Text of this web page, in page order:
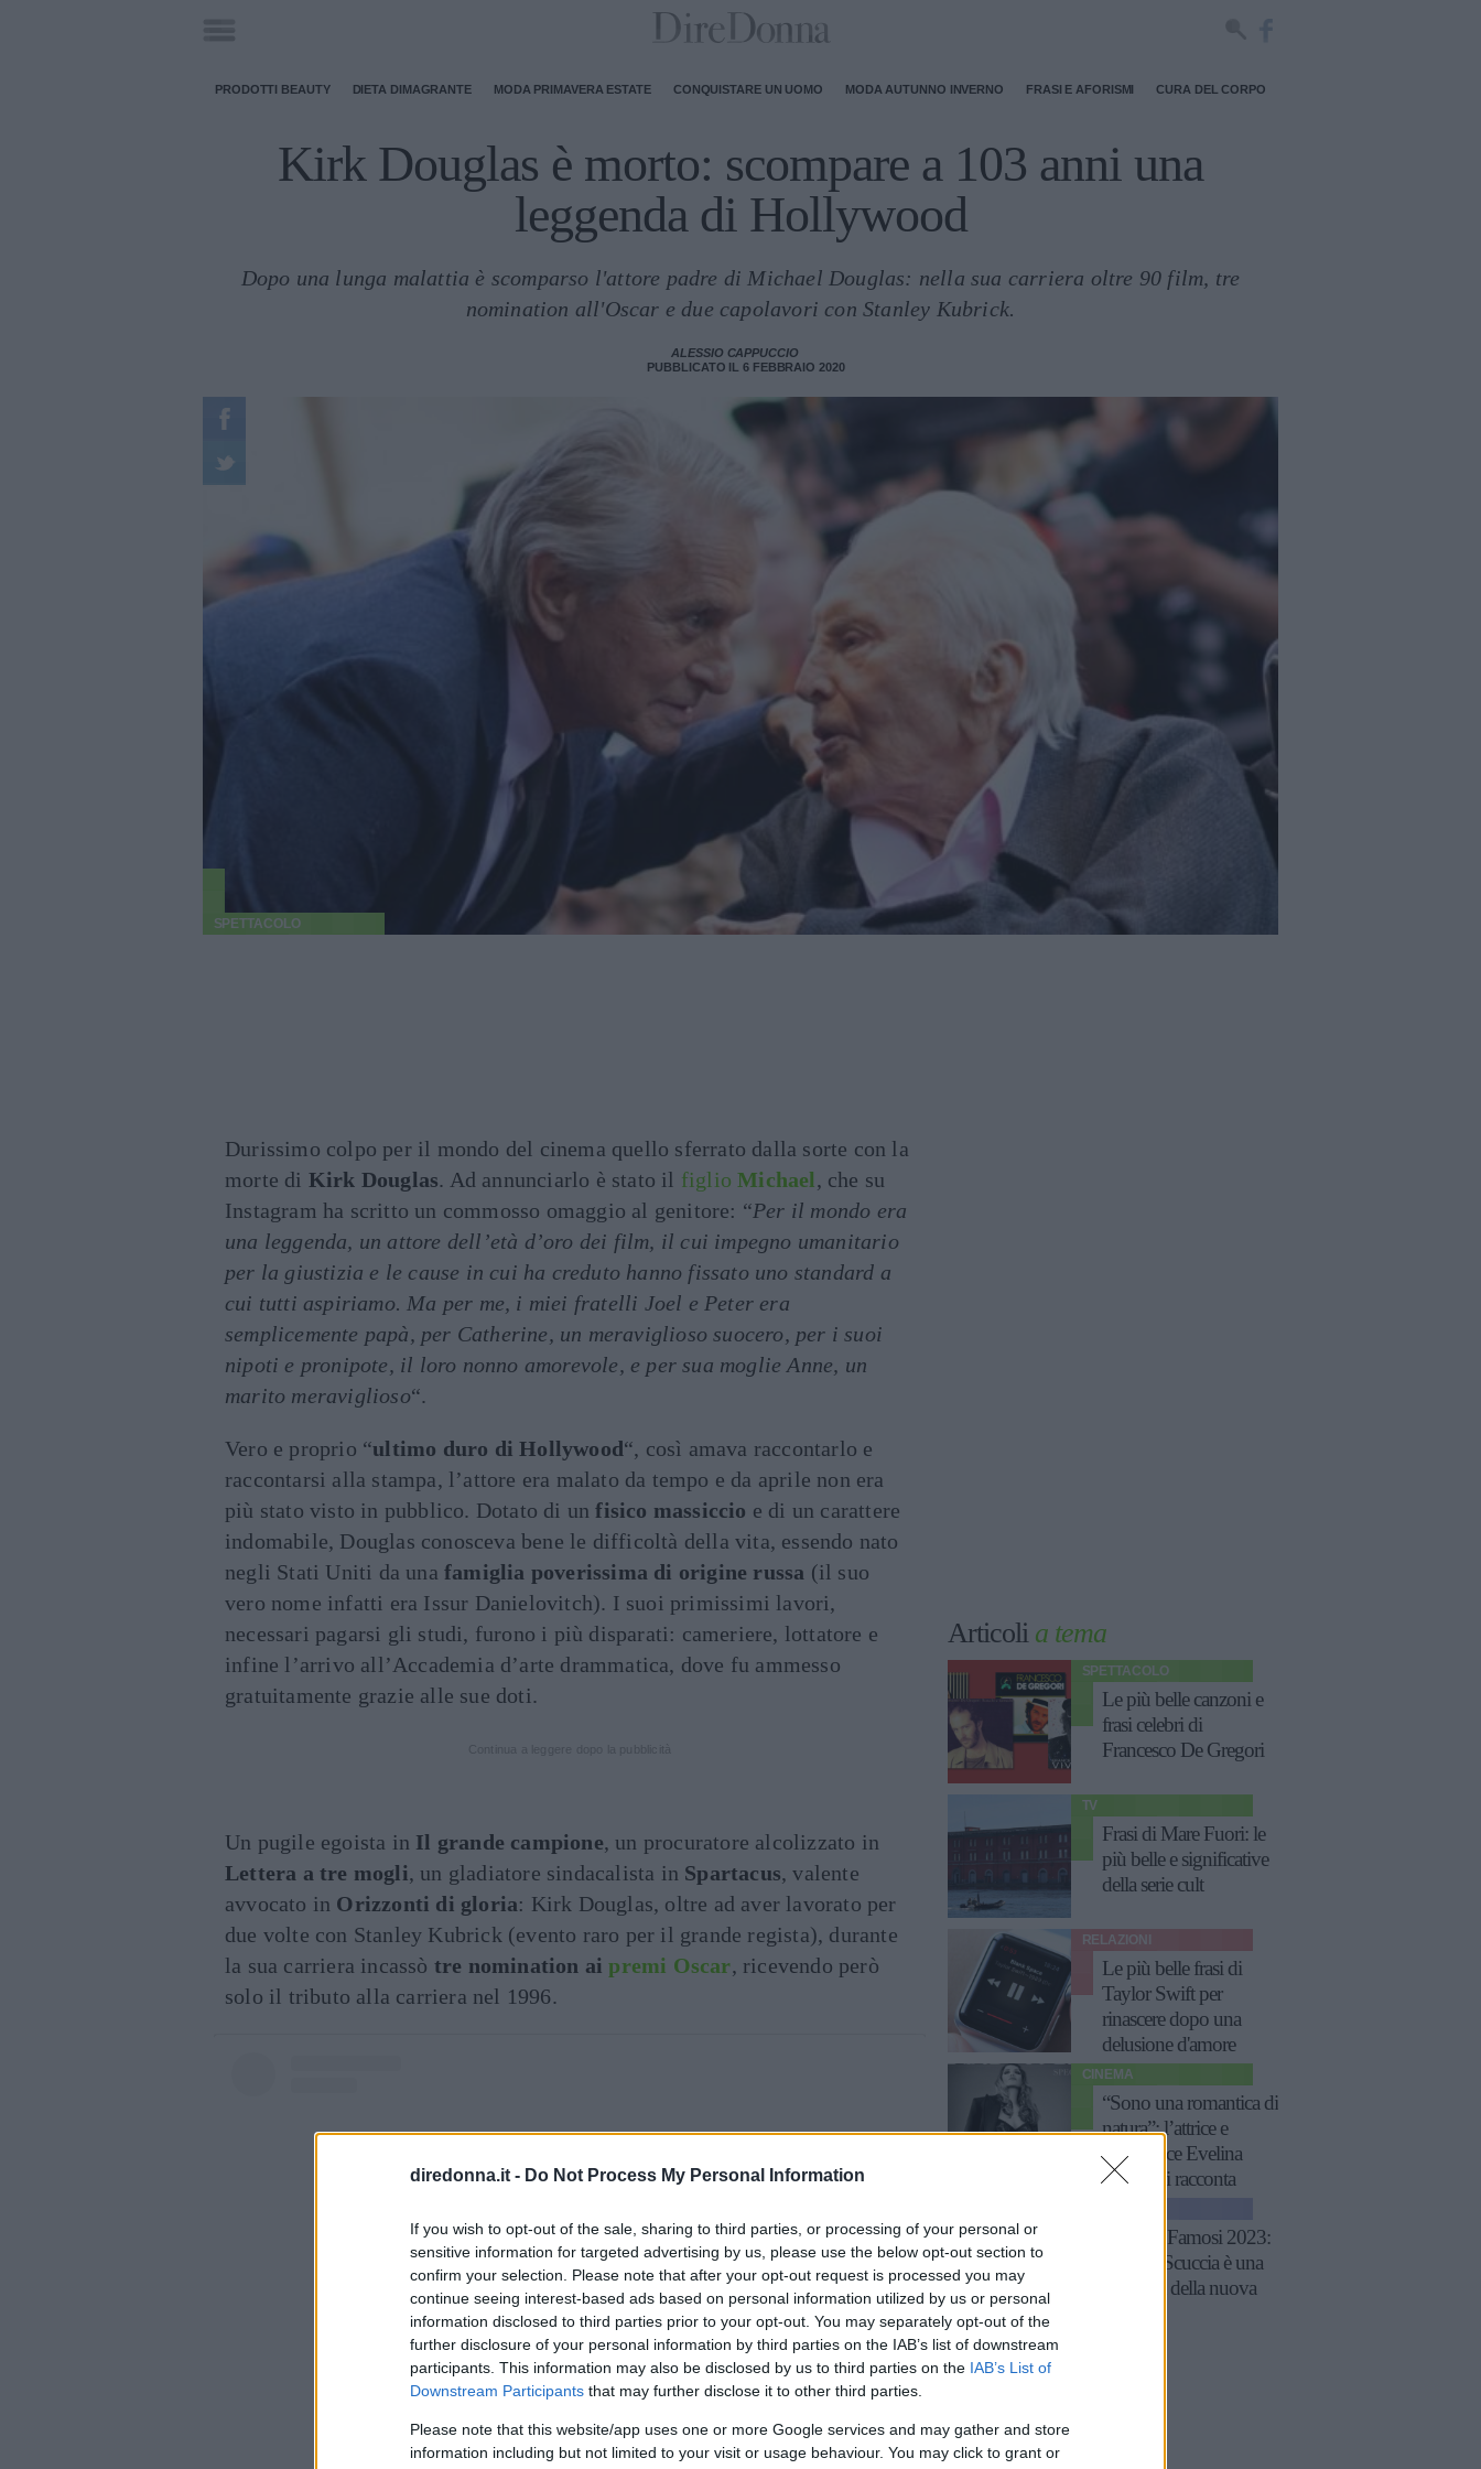
diredonna.it - Do Not Process My Personal Information
If you wish to opt-out of the sale, sharing to third parties, or processing of your personal or
sensitive information for targeted advertising by us, please use the below opt-out section to
confirm your selection. Please note that after your opt-out request is processed you may
continue seeing interest-based ads based on personal information utilized by us or personal
information disclosed to third parties prior to your opt-out. You may separately opt-out of the
further disclosure of your personal information by third parties on the IAB’s list of downstream
participants. This information may also be disclosed by us to third parties on the IAB’s List of
Downstream Participants that may further disclose it to other third parties.
Please note that this website/app uses one or more Google services and may gather and store
information including but not limited to your visit or usage behaviour. You may click to grant or
PRODOTTI BEAUTY DIETA DIMAGRANTE MODA PRIMAVERA ESTATE CONQUISTARE UN UOMO MODA AUTUNNO INVERNO FRASI E AFORISMI CURA DEL CORPO
Kirk Douglas è morto: scompare a 103 anni una
leggenda di Hollywood
Dopo una lunga malattia è scomparso l'attore padre di Michael Douglas: nella sua carriera oltre 90 film, tre
nomination all'Oscar e due capolavori con Stanley Kubrick.
ALESSIO CAPPUCCIO
PUBBLICATO IL 6 FEBBRAIO 2020
SPETTACOLO
Durissimo colpo per il mondo del cinema quello sferrato dalla sorte con la
morte di Kirk Douglas. Ad annunciarlo è stato il figlioMichael, che su
Instagram ha scritto un commosso omaggio al genitore: “Per il mondo era
una leggenda, un attore dell’età d’oro dei film, il cui impegno umanitario
per la giustizia e le cause in cui ha creduto hanno fissato uno standard a
cui tutti aspiriamo. Ma per me, i miei fratelli Joel e Peter era
semplicemente papà, per Catherine, un meraviglioso suocero, per i suoi
nipoti e pronipote, il loro nonno amorevole, e per sua moglie Anne, un
marito meraviglioso“.
Vero e proprio “ultimo duro di Hollywood“, così amava raccontarlo e
raccontarsi alla stampa, l’attore era malato da tempo e da aprile non era
più stato visto in pubblico. Dotato di unfisico massiccio e di un carattere
indomabile, Douglas conosceva bene le difficoltà della vita, essendo nato
negli Stati Uniti da una famiglia poverissima di origine russa (il suo
vero nome infatti era Issur Danielovitch). I suoi primissimi lavori,
necessari pagarsi gli studi, furono i più disparati: cameriere, lottatore e
infine l’arrivo all’Accademia d’arte drammatica, dove fu ammesso
gratuitamente grazie alle sue doti.
Un pugile egoista in Il grande campione, un procuratore alcolizzato in
Lettera a tre mogli, un gladiatore sindacalista in Spartacus, valente
avvocato in Orizzonti di gloria: Kirk Douglas, oltre ad aver lavorato per
due volte con Stanley Kubrick (evento raro per il grande regista), durante
la sua carriera incassò tre nomination aipremi Oscar, ricevendo però
solo il tributo alla carriera nel 1996.
Visualizza questo post su Instagram
Articoli a tema
SPETTACOLO
Le più belle canzoni e
frasi celebri di
Francesco De Gregori
TV
Frasi di Mare Fuori: le
più belle e significative
della serie cult
RELAZIONI
Le più belle frasi di
Taylor Swift per
rinascere dopo una
delusione d'amore
CINEMA
“Sono una romantica di
natura”: l’attrice e
produttrice Evelina
Manna si racconta
Isola dei Famosi 2023:
Cristina Scuccia è una
naufraga della nuova